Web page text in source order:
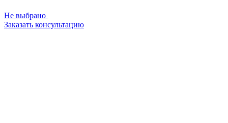
Не выбрано
Заказать консультацию